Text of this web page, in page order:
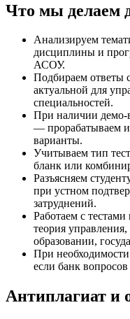
Что мы делаем
Анализируем
дисциплины и
АСОУ.
Подбираем ответы
актуальной для
специальностей.
При наличии демо-
— прорабатываем
варианты.
Учитываем тип
бланк или
Разъясняем
при устном
затруднений.
Работаем с
теория
образовании,
При
если банк
Антиплагиат